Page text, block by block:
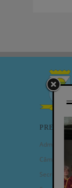
Câmara de
Secretarias